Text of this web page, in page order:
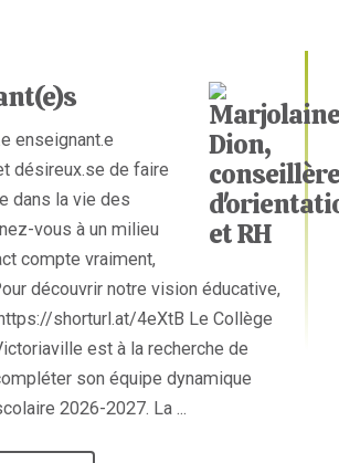
enseignant.e
désireux.se de faire
dans la vie des
vous à un milieu
compte vraiment,
découvrir notre vision éducative,
shorturl.at/4eXtB Le Collège
est à la recherche de
son équipe dynamique
2026-2027. La ...